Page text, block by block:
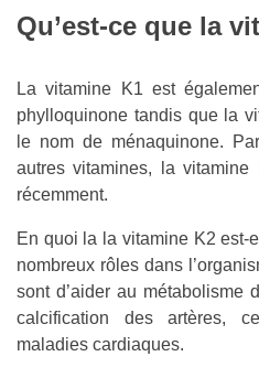
Qu’est-ce que la
La vitamine K1 est
phylloquinone tandis que la
le nom de ménaquinone.
autres vitamines, la vitamine
récemment.
En quoi la la vitamine K2
nombreux rôles dans
sont d’aider au métabolisme
calcification des artères,
maladies cardiaques.